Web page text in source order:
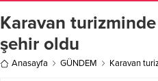
Karavan
şehir oldu
Anasayfa GÜNDEM Karavan